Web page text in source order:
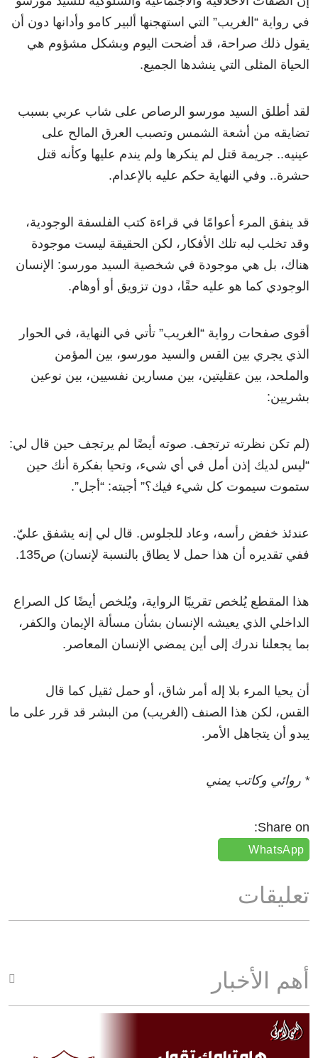
في رواية “الغريب” التي استهجنها ألبير كامو وأدانها دون أن
يقول ذلك صراحة، قد أضحت اليوم وبشكل مشؤوم هي
الحياة المثلى التي ينشدها الجميع.
لقد أطلق السيد مورسو الرصاص على شاب عربي بسبب
تضايقه من أشعة الشمس وتصبب العرق المالح على
عينيه.. جريمة قتل لم ينكرها ولم يندم عليها وكأنه قتل
حشرة.. وفي النهاية حكم عليه بالإعدام.
قد ينفق المرء أعوامًا في قراءة كتب الفلسفة الوجودية،
وقد تخلب لبه تلك الأفكار، لكن الحقيقة ليست موجودة
هناك، بل هي موجودة في شخصية السيد مورسو: الإنسان
الوجودي كما هو عليه حقًا، دون تزويق أو أوهام.
أقوى صفحات رواية “الغريب” تأتي في النهاية، في الحوار
الذي يجري بين القس والسيد مورسو، بين المؤمن
والملحد، بين عقليتين، بين مسارين نفسيين، بين نوعين
بشريين:
(لم تكن نظرته ترتجف. صوته أيضًا لم يرتجف حين قال لي:
“ليس لديك إذن أمل في أي شيء، وتحيا بفكرة أنك حين
ستموت سيموت كل شيء فيك؟” أجبته: “أجل”.
عندئذ خفض رأسه، وعاد للجلوس. قال لي إنه يشفق عليّ.
ففي تقديره أن هذا حمل لا يطاق بالنسبة لإنسان) ص135.
هذا المقطع يُلخص تقريبًا الرواية، ويُلخص أيضًا كل الصراع
الداخلي الذي يعيشه الإنسان بشأن مسألة الإيمان والكفر،
بما يجعلنا ندرك إلى أين يمضي الإنسان المعاصر.
أن يحيا المرء بلا إله أمر شاق، أو حمل ثقيل كما قال
القس، لكن هذا الصنف (الغريب) من البشر قد قرر على ما
يبدو أن يتجاهل الأمر.
* روائي وكاتب يمني
Share on:
WhatsApp
تعليقات
أهم الأخبار